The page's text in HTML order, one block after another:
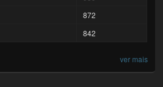
872
842
ver mais